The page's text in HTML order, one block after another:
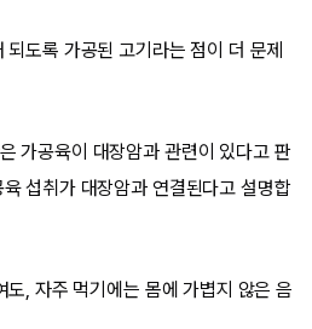
도록 가공된 고기라는 점이 더 문제
가공육이 대장암과 관련이 있다고 판
섭취가 대장암과 연결된다고 설명합
, 자주 먹기에는 몸에 가볍지 않은 음